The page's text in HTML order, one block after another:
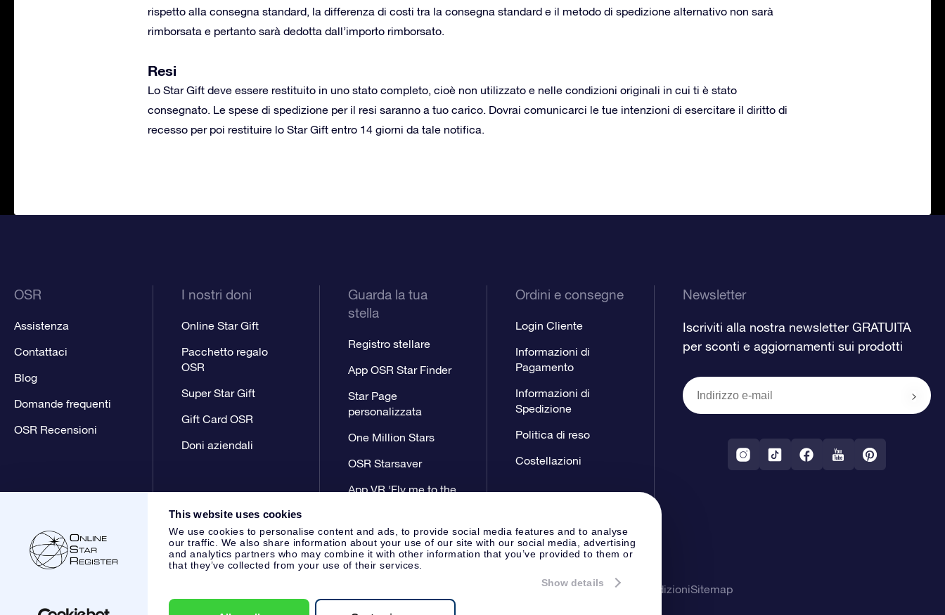
This website uses cookies
We use cookies to personalise content and ads, to provide social media features and to analyse
our traffic. We also share information about your use of our site with our social media, advertising
and analytics partners who may combine it with other information that you’ve provided to them or
that they’ve collected from your use of their services.
Show details
rispetto alla consegna standard, la differenza di costi tra la consegna standard e il metodo di spedizione alternativo non sarà
rimborsata e pertanto sarà dedotta dall’importo rimborsato.
Resi
Lo Star Gift deve essere restituito in uno stato completo, cioè non utilizzato e nelle condizioni originali in cui ti è stato
consegnato. Le spese di spedizione per il resi saranno a tuo carico. Dovrai comunicarci le tue intenzioni di esercitare il diritto di
recesso per poi restituire lo Star Gift entro 14 giorni da tale notifica.
OSR
Assistenza
Contattaci
Blog
Domande frequenti
OSR Recensioni
I nostri doni
Online Star Gift
Pacchetto regalo
OSR
Super Star Gift
Gift Card OSR
Doni aziendali
Guarda la tua
stella
Registro stellare
App OSR Star Finder
Star Page
personalizzata
One Million Stars
OSR Starsaver
App VR ‘Fly me to the
Ordini e consegne
Login Cliente
Informazioni di
Pagamento
Informazioni di
Spedizione
Politica di reso
Costellazioni
Newsletter
Iscriviti alla nostra newsletter GRATUITA
per sconti e aggiornamenti sui prodotti
Pagina StampaPrivacyTermini & CondizioniSitemap